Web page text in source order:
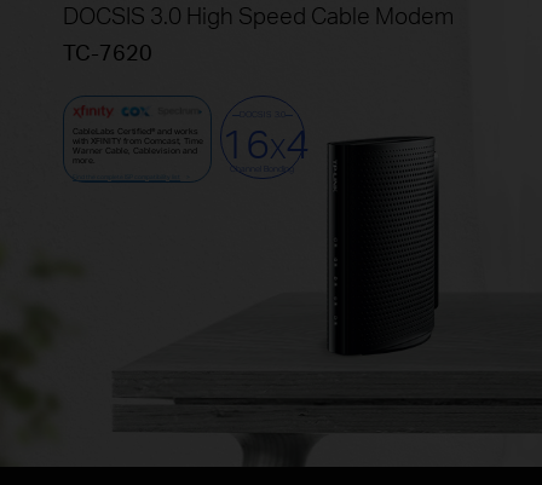
DOCSIS 3.0 High Speed Cable Modem
TC-7620
CableLabs Certified® and works
with XFINITY from Comcast, Time
Warner Cable, Cablevision and
more.
Find the complete ISP compatibility list
DOCSIS 3.0
16X4
Channel Bonding